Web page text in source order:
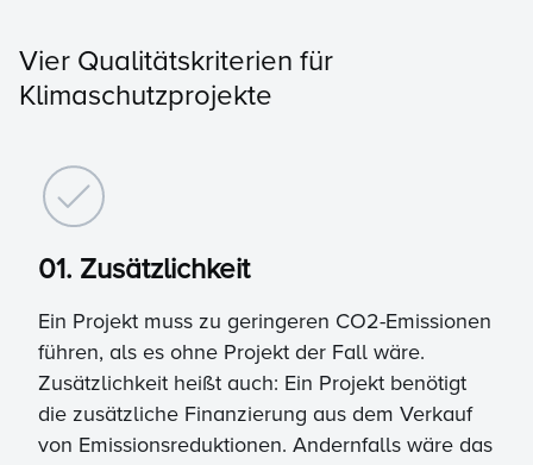
Vier Qualitätskriterien für
Klimaschutzprojekte
01. Zusätzlichkeit
Ein Projekt muss zu geringeren CO2-Emissionen
führen, als es ohne Projekt der Fall wäre.
Zusätzlichkeit heißt auch: Ein Projekt benötigt
die zusätzliche Finanzierung aus dem Verkauf
von Emissionsreduktionen. Andernfalls wäre das